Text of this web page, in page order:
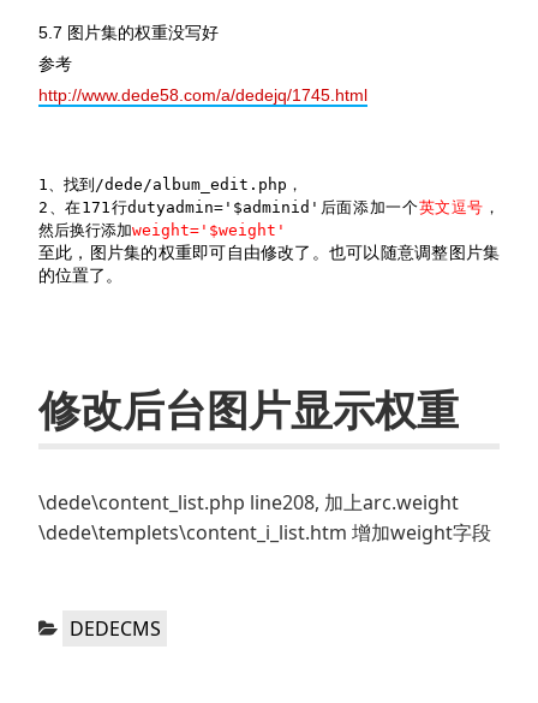
5.7 图片集的权重没写好
参考
http://www.dede58.com/a/dedejq/1745.html
1、找到/dede/album_edit.php，
2、在171行dutyadmin='$adminid'后面添加一个英文逗号 ，
然后换行添加weight='$weight'
至此，图片集的权重即可自由修改了。也可以随意调整图片集
的位置了。
修改后台图片显示权重
\dede\content_list.php line208, 加上arc.weight
\dede\templets\content_i_list.htm 增加weight字段
分
DEDECMS